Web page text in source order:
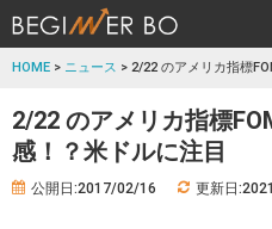
HOME > ニュース > 2/22 のアメリカ指標
2/22 のアメリカ指標
感！？米ドルに注目
公開日:2017/02/16 更新日